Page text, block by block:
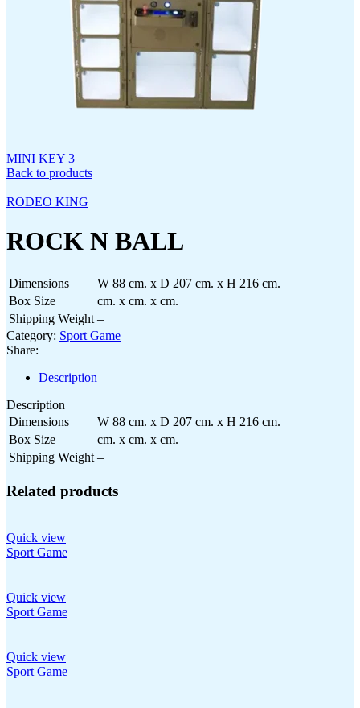
MINI KEY 3
Back to products
RODEO KING
ROCK N BALL
Dimensions
W 88 cm. x D 207 cm. x H 216 cm.
Box Size
cm. x cm. x cm.
Shipping Weight –
Category: Sport Game
Share:
Description
Description
Dimensions
W 88 cm. x D 207 cm. x H 216 cm.
Box Size
cm. x cm. x cm.
Shipping Weight –
Related products
Quick view
Sport Game
Quick view
Sport Game
Quick view
Sport Game